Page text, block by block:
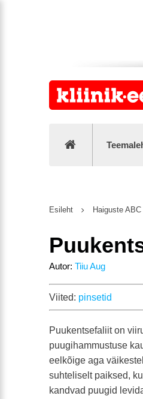
Esileht Haiguste ABC
Autor: Tiiu Aug
Viited: pinsetid
Puukentsefaliit on
puugihammustuse
eelkõige aga
suhteliselt paiksed,
kandvad puugid